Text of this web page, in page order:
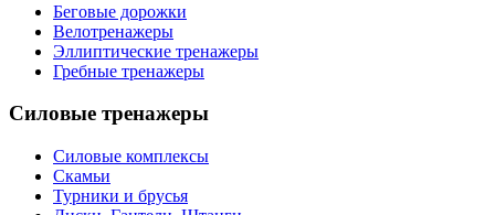
Беговые дорожки
Велотренажеры
Эллиптические тренажеры
Гребные тренажеры
Силовые тренажеры
Силовые комплексы
Скамьи
Турники и брусья